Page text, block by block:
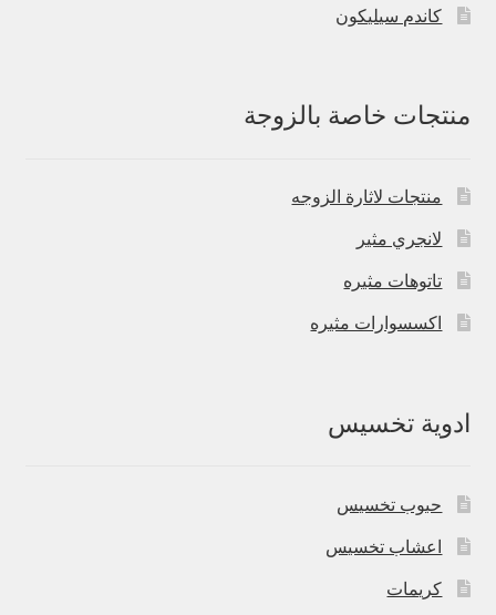
كاندم سيليكون
منتجات خاصة بالزوجة
منتجات لاثارة الزوجه
لانجري مثير
تاتوهات مثيره
اكسسوارات مثيره
ادوية تخسيس
حبوب تخسيس
اعشاب تخسيس
كريمات